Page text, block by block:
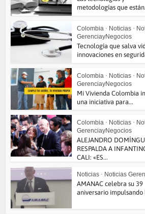
metodologías que
Colombia • Noticias •
GerenciayNegocios
Tecnología que salva
innovaciones en
Colombia • Noticias •
GerenciayNegocios
Mi Vivienda Colombia
una iniciativa para...
Colombia • Noticias •
GerenciayNegocios
ALEJANDRO
RESPALDA A
CALI: «ES...
Noticias • Noticias
AMANAC celebra su 39
aniversario impulsando